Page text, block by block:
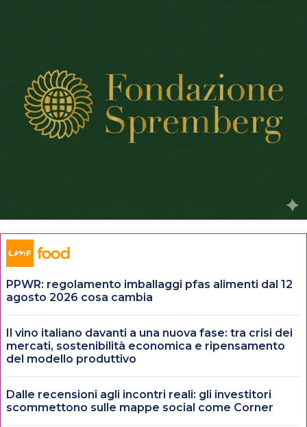
PPWR: regolamento imballaggi pfas alimenti dal 12
agosto 2026 cosa cambia
Il vino italiano davanti a una nuova fase: tra crisi dei
mercati, sostenibilità economica e ripensamento
del modello produttivo
Dalle recensioni agli incontri reali: gli investitori
scommettono sulle mappe social come Corner